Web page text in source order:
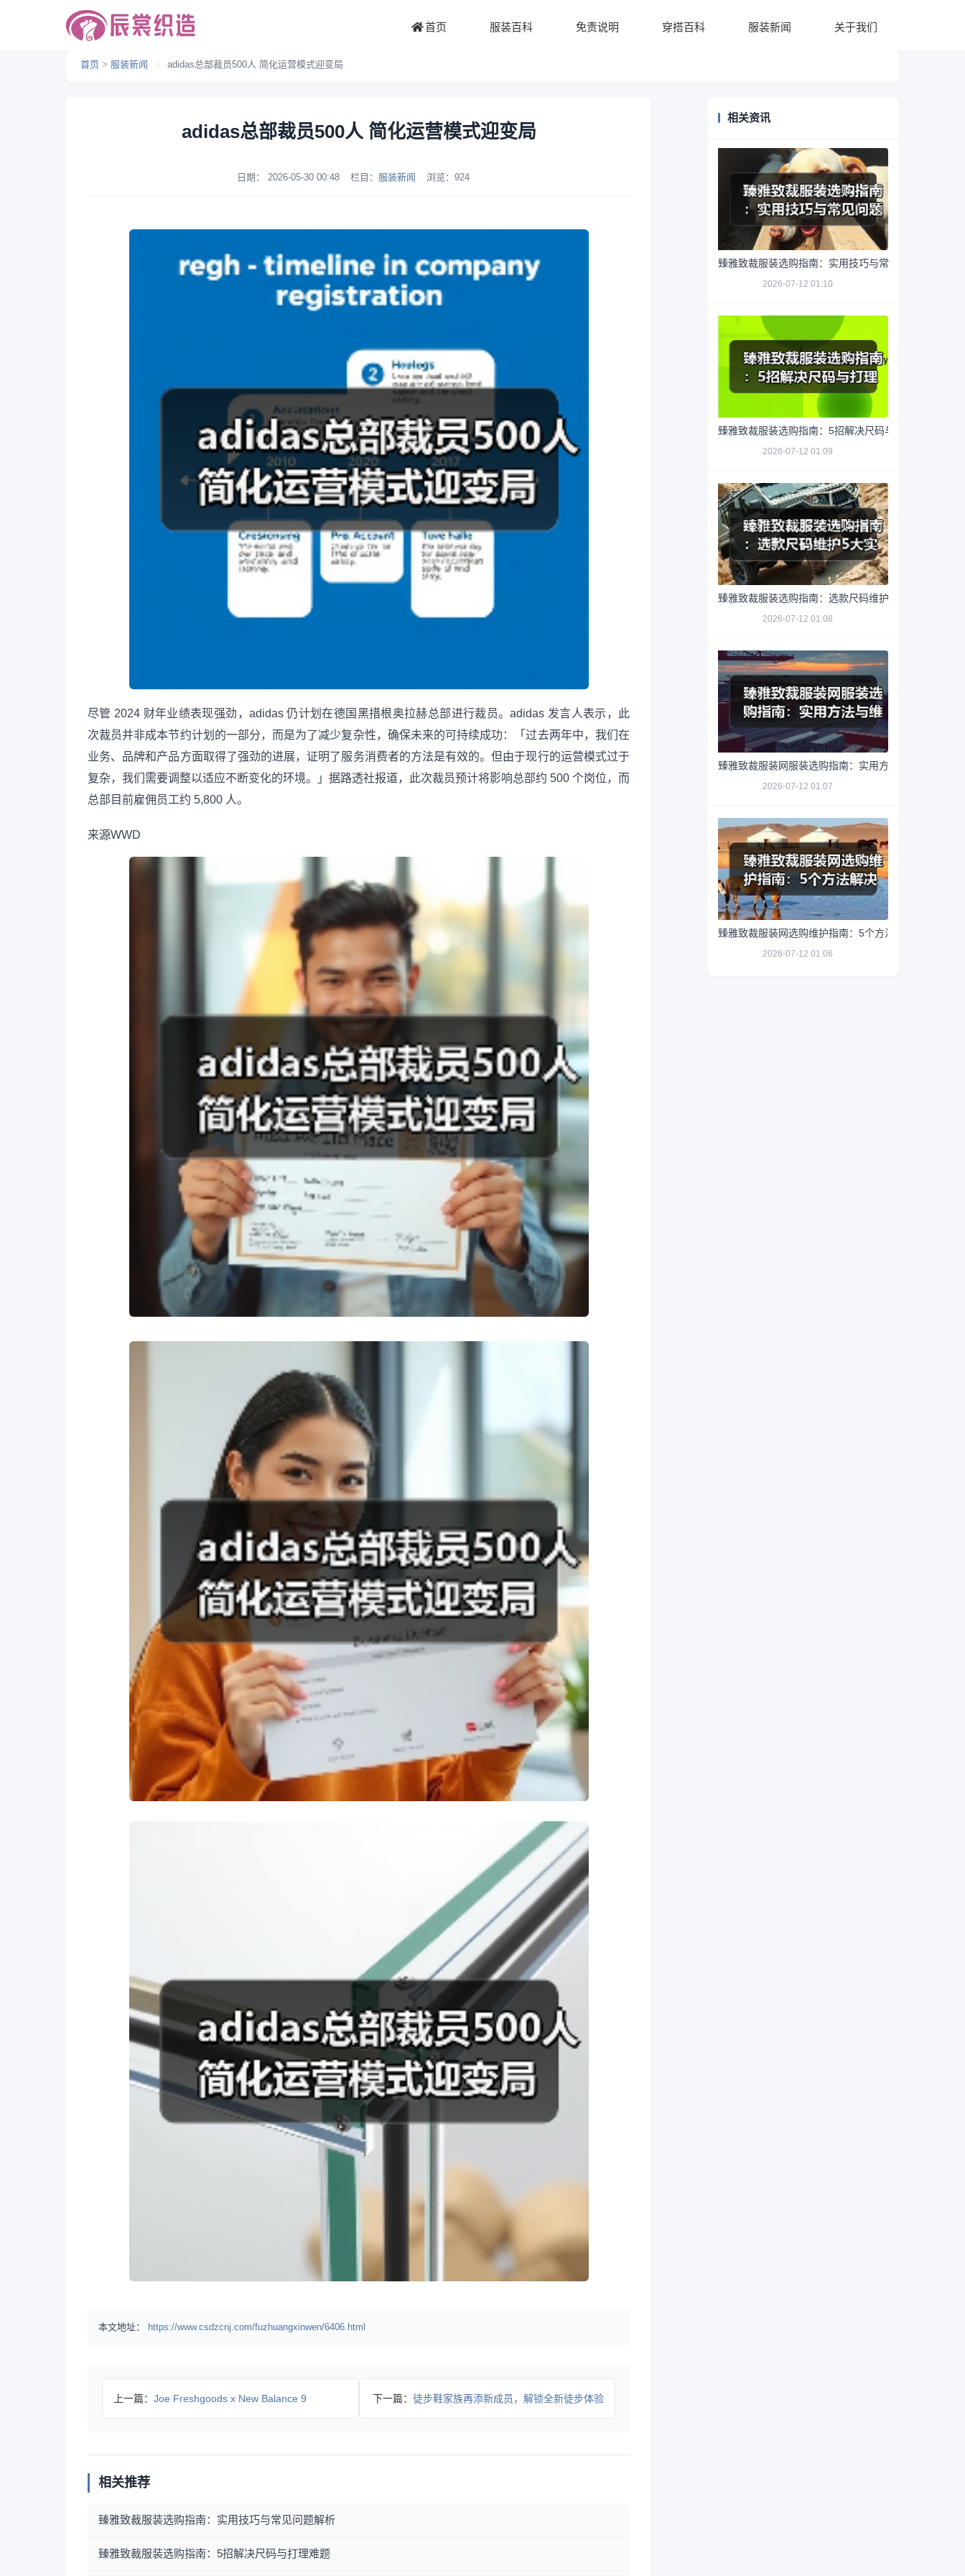
首页 服装百科 免责说明 穿搭百科 服装新闻 关于我们
首页 > 服装新闻 > adidas总部裁员500人 简化运营模式迎变局
adidas总部裁员500人 简化运营模式迎变局
日期： 2026-05-30 00:48 栏目： 服装新闻 浏览： 924
尽管 2024 财年业绩表现强劲，adidas 仍计划在德国黑措根奥拉赫总部进行裁员。adidas 发言人表示，此
次裁员并非成本节约计划的一部分，而是为了减少复杂性，确保未来的可持续成功：「过去两年中，我们在
业务、品牌和产品方面取得了强劲的进展，证明了服务消费者的方法是有效的。但由于现行的运营模式过于
复杂，我们需要调整以适应不断变化的环境。」据路透社报道，此次裁员预计将影响总部约 500 个岗位，而
总部目前雇佣员工约 5,800 人。
来源WWD
本文地址： https://www.csdzcnj.com/fuzhuangxinwen/6406.html
上一篇： Joe Freshgoods x New Balance 9 下一篇： 徒步鞋家族再添新成员，解锁全新徒步体验
相关推荐
臻雅致裁服装选购指南：实用技巧与常见问题解析
臻雅致裁服装选购指南：5招解决尺码与打理难题
相关资讯
臻雅致裁服装选购指南：实用技巧与常见问题解析
2026-07-12 01:10
臻雅致裁服装选购指南：5招解决尺码与打理难题
2026-07-12 01:09
臻雅致裁服装选购指南：选款尺码维护5大实用方法
2026-07-12 01:08
臻雅致裁服装网服装选购指南：实用方法与维护技巧
2026-07-12 01:07
臻雅致裁服装网选购维护指南：5个方法解决网购踩坑
2026-07-12 01:06